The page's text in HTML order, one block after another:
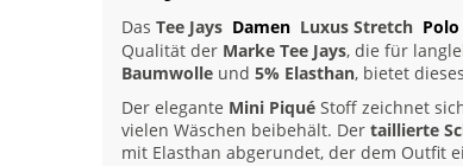
Das Tee Jays Damen Luxus Stretch Polo
Qualität der Marke Tee Jays, die für
Baumwolle und 5% Elasthan, bietet dieses
Der elegante Mini Piqué Stoff zeichnet
vielen Wäschen beibehält. Der taillierte
mit Elasthan abgerundet, der dem Outfit